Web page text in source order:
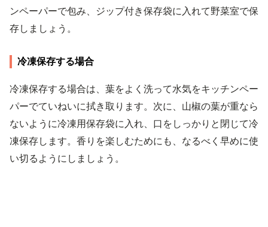
ンペーパーで包み、ジップ付き保存袋に入れて野菜室で保
存しましょう。
冷凍保存する場合
冷凍保存する場合は、葉をよく洗って水気をキッチンペー
パーでていねいに拭き取ります。次に、山椒の葉が重なら
ないように冷凍用保存袋に入れ、口をしっかりと閉じて冷
凍保存します。香りを楽しむためにも、なるべく早めに使
い切るようにしましょう。